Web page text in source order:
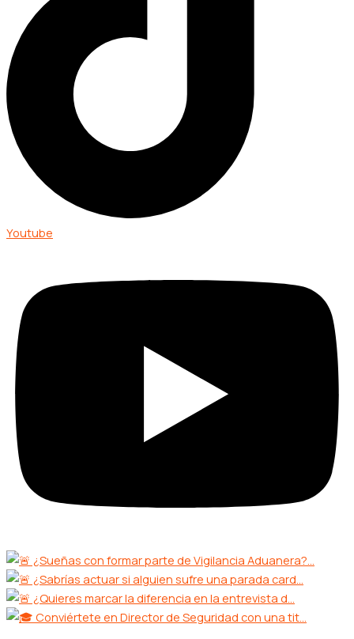
Youtube